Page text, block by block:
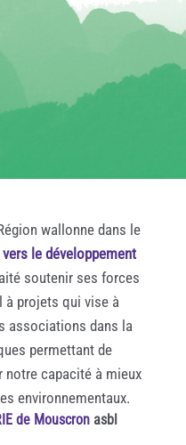
wallonne dans le
vers le développement
soutenir ses forces
à projets qui vise à
associations dans la
permettant de
notre capacité à mieux
environnementaux.
de Mouscronasbl